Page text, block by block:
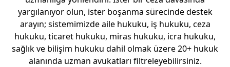
yargılanıyor olun, ister boşanma sürecinde destek
arayın; sistemimizde aile hukuku, iş hukuku, ceza
hukuku, ticaret hukuku, miras hukuku, icra hukuku,
sağlık ve bilişim hukuku dahil olmak üzere 20+ hukuk
alanında uzman avukatları filtreleyebilirsiniz.